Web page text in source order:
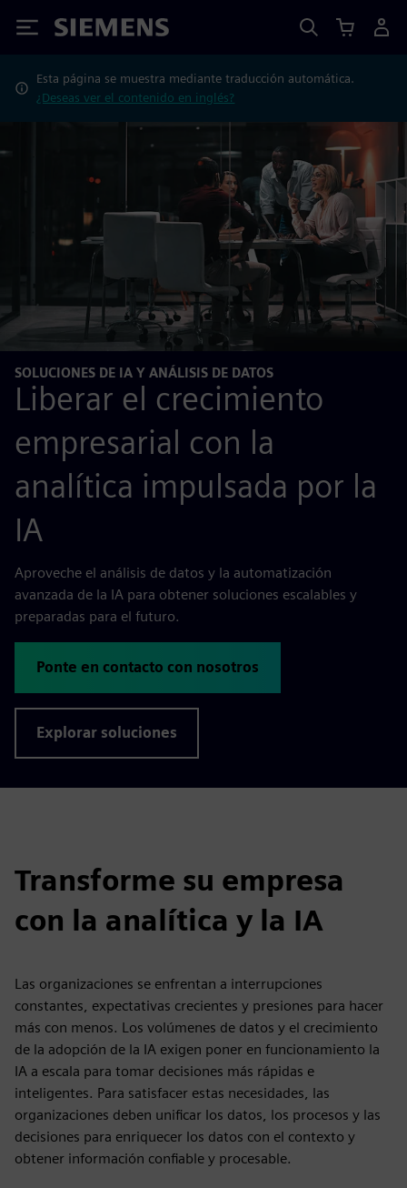
Siemens
Esta página se muestra mediante traducción automática.
¿Deseas ver el contenido en inglés?
SOLUCIONES DE IA Y ANÁLISIS DE DATOS
Liberar el crecimiento
empresarial con la
analítica impulsada por la
IA
Aproveche el análisis de datos y la automatización
avanzada de la IA para obtener soluciones escalables y
preparadas para el futuro.
Ponte en contacto con nosotros
Explorar soluciones
Transforme su empresa
con la analítica y la IA
Las organizaciones se enfrentan a interrupciones
constantes, expectativas crecientes y presiones para hacer
más con menos. Los volúmenes de datos y el crecimiento
de la adopción de la IA exigen poner en funcionamiento la
IA a escala para tomar decisiones más rápidas e
inteligentes. Para satisfacer estas necesidades, las
organizaciones deben unificar los datos, los procesos y las
decisiones para enriquecer los datos con el contexto y
obtener información confiable y procesable.